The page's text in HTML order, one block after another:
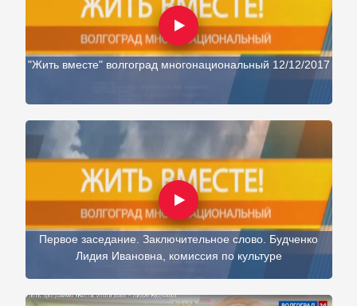
"Жить вместе" волгоград многонациональный 12/12/2017
Первое заседание. Заключительное слово. Будченко
Лидия Ивановна, комиссия по культуре